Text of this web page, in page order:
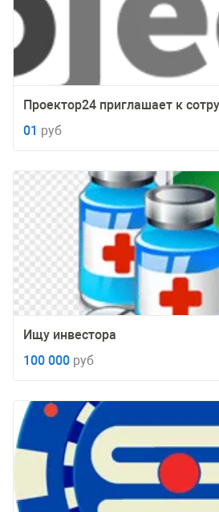
Проектор24 приглашает к
01 руб
Ищу инвестора
100 000 руб